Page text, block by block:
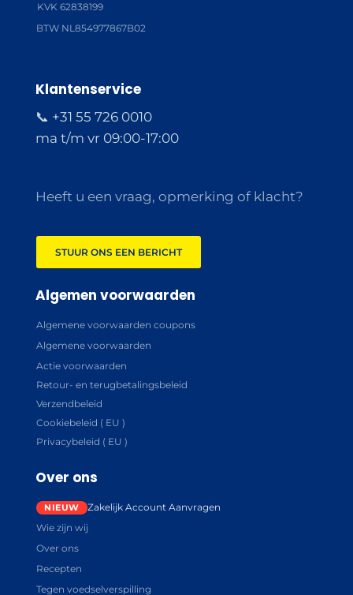
KVK 62838199
BTW NL854977867B02
Klantenservice
📞 +31 55 726 0010
ma t/m vr 09:00-17:00
Heeft u een vraag, opmerking of klacht?
STUUR ONS EEN BERICHT
Algemen voorwaarden
Algemene voorwaarden coupons
Algemene voorwaarden
Actie voorwaarden
Retour- en terugbetalingsbeleid
Verzendbeleid
Cookiebeleid ( EU )
Privacybeleid ( EU )
Over ons
Zakelijk Account Aanvragen
Wie zijn wij
Over ons
Recepten
Tegen voedselverspilling